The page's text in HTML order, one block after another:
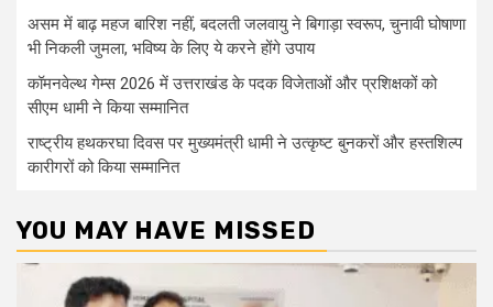
असम में बाढ़ महज बारिश नहीं, बदलती जलवायु ने बिगाड़ा स्वरूप, चुनावी घोषाणा
भी निकली जुमला, भविष्य के लिए ये करने होंगे उपाय
कॉमनवेल्थ गेम्स 2026 में उत्तराखंड के पदक विजेताओं और प्रशिक्षकों को
सीएम धामी ने किया सम्मानित
राष्ट्रीय हथकरघा दिवस पर मुख्यमंत्री धामी ने उत्कृष्ट बुनकरों और हस्तशिल्प
कारीगरों को किया सम्मानित
YOU MAY HAVE MISSED